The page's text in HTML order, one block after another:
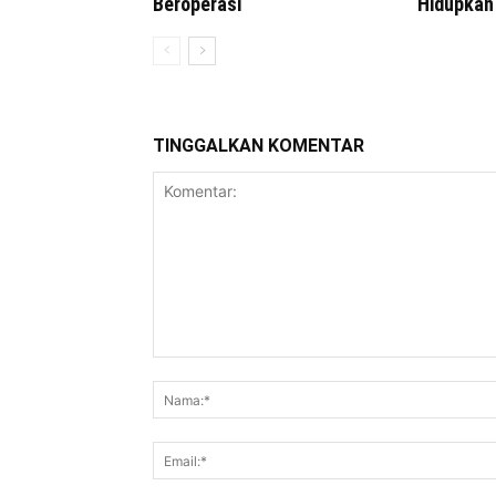
TINGGALKAN KOMENTAR